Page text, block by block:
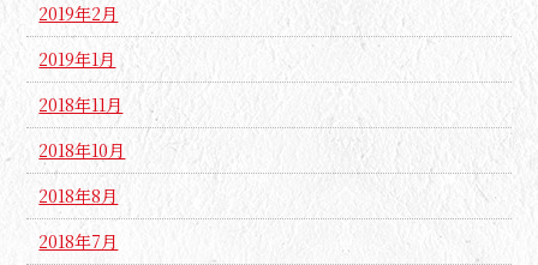
2019年2月
2019年1月
2018年11月
2018年10月
2018年8月
2018年7月